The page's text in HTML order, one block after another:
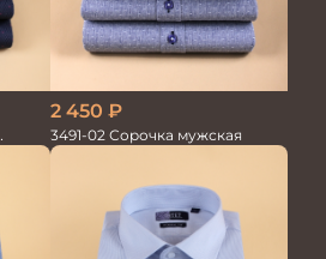
2 450 ₽
3491-02 Сорочка мужская